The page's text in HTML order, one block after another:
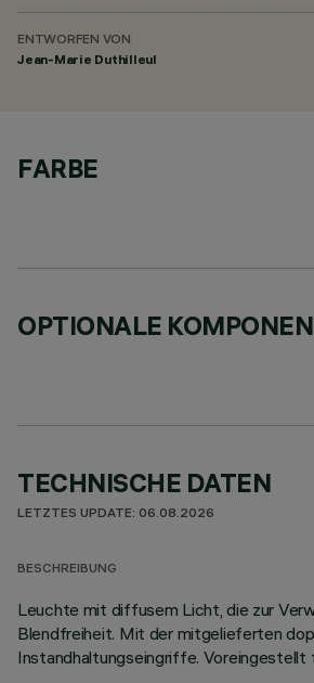
ENTWORFEN VON
Jean-Marie Duthilleul
FARBE
OPTIONALE
TECHNISCHE DATEN
LETZTES UPDATE: 06.08.2026
BESCHREIBUNG
Leuchte mit diffusem Licht, die zur
Blendfreiheit. Mit der mitgelieferten
Instandhaltungseingriffe.